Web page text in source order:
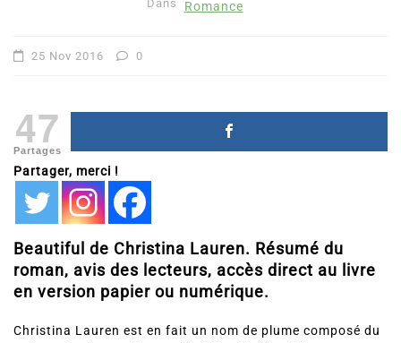
Dans Romance
25 Nov 2016 0
47
Partages
Partager, merci !
Beautiful de Christina Lauren. Résumé du
roman, avis des lecteurs, accès direct au livre
en version papier ou numérique.
Christina Lauren est en fait un nom de plume composé du